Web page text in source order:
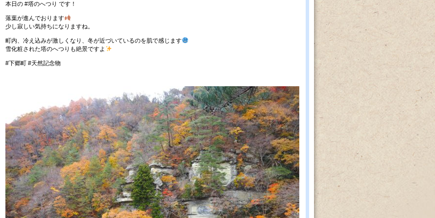
本日の #塔のへつり です！
落葉が進んでおります
少し寂しい気持ちになりますね。
町内、冷え込みが激しくなり、冬が近づいているのを肌で感じます
雪化粧された塔のへつりも絶景ですよ
#下郷町 #天然記念物